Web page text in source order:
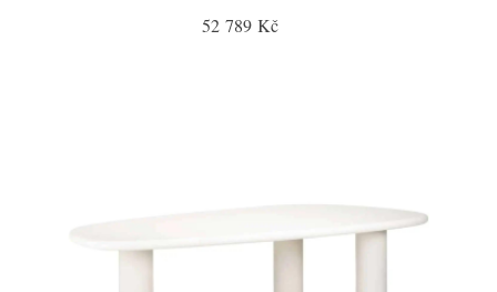
52 789 Kč